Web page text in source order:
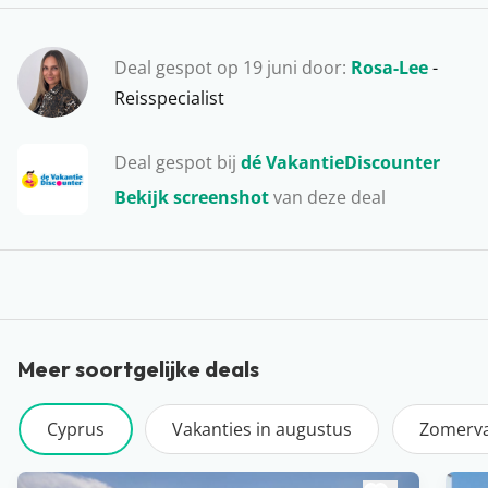
Deal gespot op 19 juni door: Rosa-Lee-
Reisspecialist
Deal gespot bij dé VakantieDiscounter
Bekijk screenshotvan deze deal
bezoekje aan het historische Paphos of ontdek The
en azuurblauw zeewater vindt.
Meer soortgelijke deals
Cyprus Vakanties in augustus